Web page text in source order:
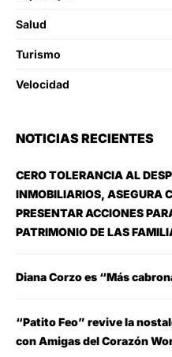
Salud
Turismo
Velocidad
NOTICIAS RECIENTES
CERO TOLERANCIA AL
INMOBILIARIOS, ASEGURA
PRESENTAR ACCIONES
PATRIMONIO DE LAS
Diana Corzo es “Más
“Patito Feo” revive la
con Amigas del Corazón